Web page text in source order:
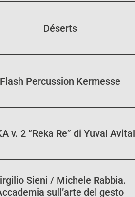
Déserts
Flash Percussion Kermesse
v. 2 “Reka Re” di Yuval Avital
Sieni / Michele Rabbia.
sull’arte del gesto